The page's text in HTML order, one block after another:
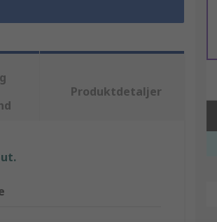
Produktdetaljer